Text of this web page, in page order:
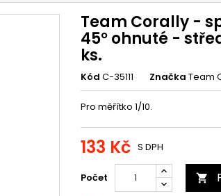
Team Corally -
45° ohnuté -
ks.
Kód C-35111 Značka Team
Pro měřítko 1/10.
133 Kč S DPH
Počet 